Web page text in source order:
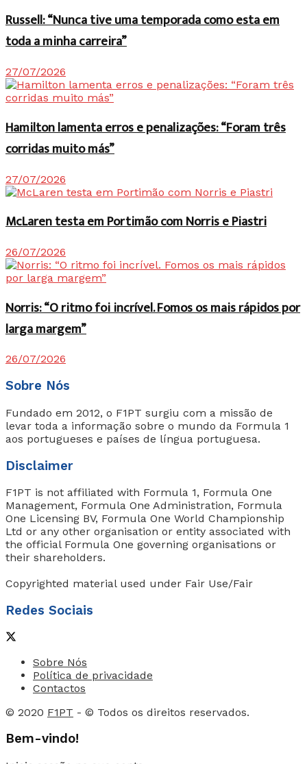
Russell: “Nunca tive uma temporada como esta em
toda a minha carreira”
27/07/2026
Hamilton lamenta erros e penalizações: “Foram três
corridas muito más”
27/07/2026
McLaren testa em Portimão com Norris e Piastri
26/07/2026
Norris: “O ritmo foi incrível. Fomos os mais rápidos por
larga margem”
26/07/2026
Sobre Nós
Fundado em 2012, o F1PT surgiu com a missão de
levar toda a informação sobre o mundo da Formula 1
aos portugueses e países de língua portuguesa.
Disclaimer
F1PT is not affiliated with Formula 1, Formula One
Management, Formula One Administration, Formula
One Licensing BV, Formula One World Championship
Ltd or any other organisation or entity associated with
the official Formula One governing organisations or
their shareholders.
Copyrighted material used under Fair Use/Fair
Redes Sociais
Sobre Nós
Política de privacidade
Contactos
© 2020 F1PT - © Todos os direitos reservados.
Bem-vindo!